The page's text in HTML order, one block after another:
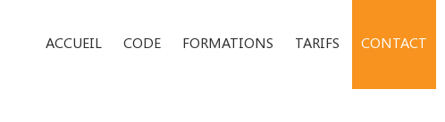
ACCUEIL CODE FORMATIONS TARIFS CONTACT